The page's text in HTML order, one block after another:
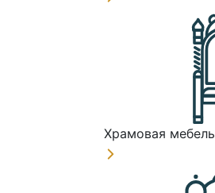
Храмовая мебель